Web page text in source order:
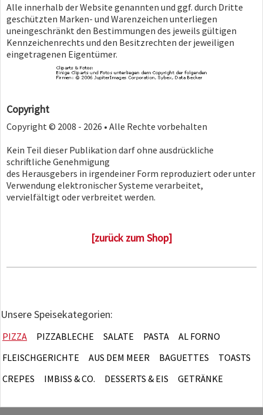
Alle innerhalb der Website genannten und ggf. durch Dritte
geschützten Marken- und Warenzeichen unterliegen
uneingeschränkt den Bestimmungen des jeweils gültigen
Kennzeichenrechts und den Besitzrechten der jeweiligen
eingetragenen Eigentümer.
Copyright
Copyright © 2008 - 2026 • Alle Rechte vorbehalten
Kein Teil dieser Publikation darf ohne ausdrückliche
schriftliche Genehmigung
des Herausgebers in irgendeiner Form reproduziert oder unter
Verwendung elektronischer Systeme verarbeitet,
vervielfältigt oder verbreitet werden.
[zurück zum Shop]
Unsere Speisekategorien:
PIZZA PIZZABLECHE SALATE PASTA
AL FORNO
FLEISCHGERICHTE
AUS DEM MEER BAGUETTES
TOASTS
CREPES
IMBISS & CO. DESSERTS & EIS GETRÄNKE